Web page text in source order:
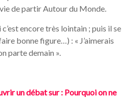
de partir Autour du Monde.
encore très lointain ; puis il se
bonne figure…) : « J’aimerais
parte demain ».
un débat sur : Pourquoi on ne